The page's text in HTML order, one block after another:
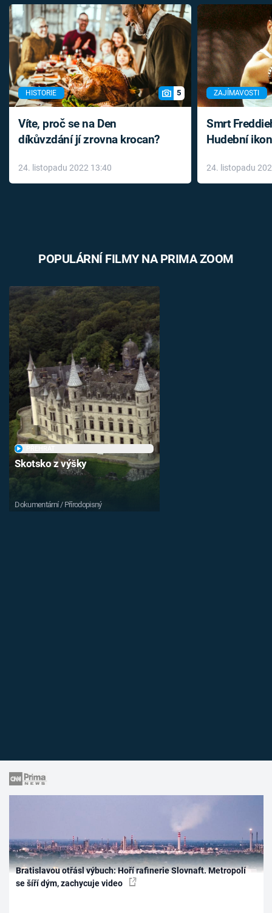
HISTORIE 5
Víte, proč se na Den
díkůvzdání jí zrovna krocan?
24. listopadu 2022 13:40
ZAJÍMAVOSTI
Smrt
Hudební
léky
24. listopadu
POPULÁRNÍ FILMY NA PRIMA ZOOM
Skotsko z výšky
Dokumentární / Přírodopisný
Bratislavou otřásl výbuch: Hoří rafinerie Slovnaft. Metropolí
se šíří dým, zachycuje video